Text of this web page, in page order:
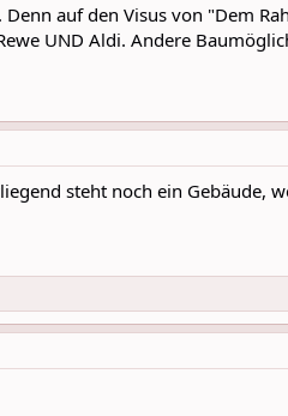
auf den Visus von "Dem
UND Aldi. Andere
steht noch ein Gebäude,